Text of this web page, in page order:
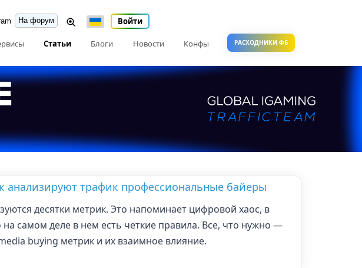
На форум Войти
Статьи Блоги Новости Конфы РАСХОДНИКИ ФБ
анализируют трафик профессиональные байеры
десятки метрик. Это напоминает цифровой хаос, в
на самом деле в нем есть четкие правила. Все, что нужно —
buying метрик и их взаимное влияние.